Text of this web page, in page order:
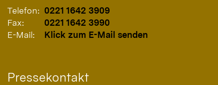
Telefon: 0221 1642 3909
Fax:
0221 1642 3990
E-Mail:
Klick zum E-Mail senden
Pressekontakt